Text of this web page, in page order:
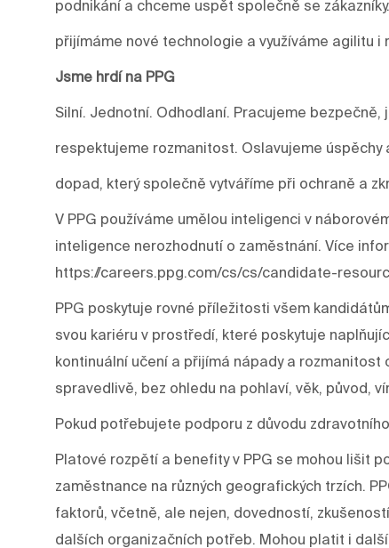
podnikání a chceme uspět společně se
přijímáme nové technologie a využíváme agilitu
Jsme hrdí na PPG
Silní. Jednotní. Odhodlaní. Pracujeme bezpečně,
respektujeme rozmanitost. Oslavujeme úspěchy
dopad, který společně vytváříme při ochraně a
V PPG používáme umělou inteligenci v
inteligence nerozhodnutí o zaměstnání. Více
https://careers.ppg.com/cs/cs/candidate-
PPG poskytuje rovné příležitosti všem
svou kariéru v prostředí, které poskytuje
kontinuální učení a přijímá nápady a
spravedlivě, bez ohledu na pohlaví, věk, původ,
Pokud potřebujete podporu z důvodu
Platové rozpětí a benefity v PPG se mohou lišit
zaměstnance na různých geografických trzích.
faktorů, včetně, ale nejen, dovedností,
dalších organizačních potřeb. Mohou platit i další